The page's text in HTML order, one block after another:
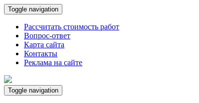
Toggle navigation
Рассчитать стоимость работ
Вопрос-ответ
Карта сайта
Контакты
Реклама на сайте
Toggle navigation